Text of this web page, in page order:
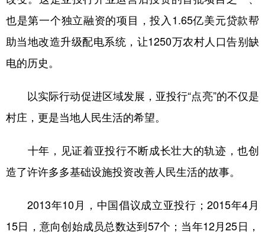
也是第一个独立融资的项目，投入1.65亿美元贷款帮
助当地改造升级配电系统，让1250万农村人口告别缺
电的历史。
以实际行动促进区域发展，亚投行“点亮”的不仅是
村庄，更是当地人民生活的希望。
十年，见证着亚投行不断成长壮大的轨迹，也创
造了许许多多基础设施投资改善人民生活的故事。
2013年10月，中国倡议成立亚投行；2015年4月
15日，意向创始成员总数达到57个；当年12月25日，